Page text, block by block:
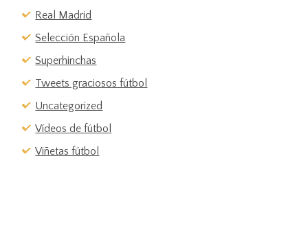
Real Madrid
Selección Española
Superhinchas
Tweets graciosos fútbol
Uncategorized
Vídeos de fútbol
Viñetas fútbol